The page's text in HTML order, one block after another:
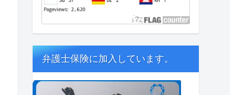
弁護士保険に加入しています。